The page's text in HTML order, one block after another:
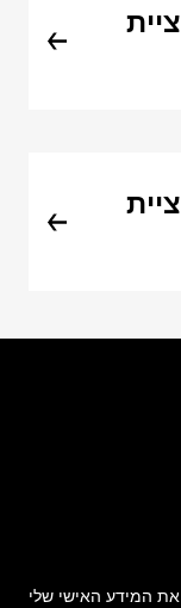
המידע האישי שלי